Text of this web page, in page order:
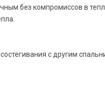
без компромиссов в
с другим